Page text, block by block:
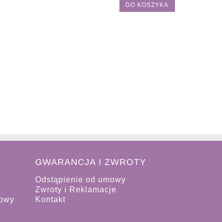
DO KOSZYKA
GWARANCJA I ZWROTY
Odstąpienie od umowy
Zwroty i Reklamacje
Kontakt